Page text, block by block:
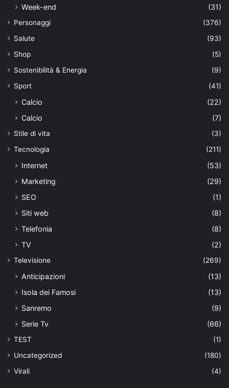
Week-end
(31)
Personaggi
(376)
Salute
(93)
Shop
(5)
Sostenibilità & Energia
(9)
Sport
(41)
Calcio
(22)
Calcio
(7)
Stile di vita
(3)
Tecnologia
(211)
Internet
(53)
Marketing
(29)
SEO
(1)
Siti web
(8)
Telefonia
(8)
TV
(2)
Televisione (269)
Anticipazioni
(13)
Isola dei Famosi
(13)
Sanremo
(9)
Serie Tv
(66)
TEST
(1)
Uncategorized
(180)
Virali
(4)